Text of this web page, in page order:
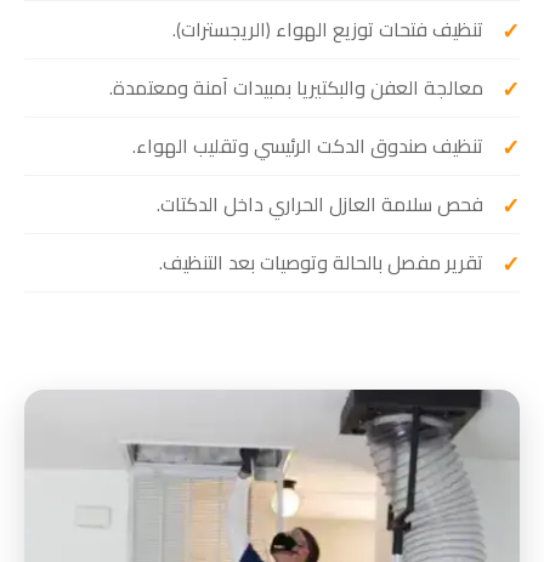
تنظيف فتحات توزيع الهواء (الريجسترات).
معالجة العفن والبكتيريا بمبيدات آمنة ومعتمدة.
تنظيف صندوق الدكت الرئيسي وتقليب الهواء.
فحص سلامة العازل الحراري داخل الدكتات.
تقرير مفصل بالحالة وتوصيات بعد التنظيف.